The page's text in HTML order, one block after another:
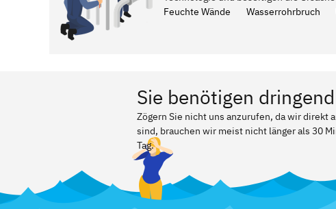
Feuchte Wände
Wasserrohrbruch
Sie benötigen
Zögern Sie nicht uns anzurufen, da wir
sind, brauchen wir meist nicht länger als 30
Tag.